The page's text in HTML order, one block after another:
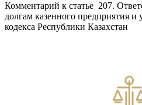
Комментарий к статье 207.
долгам казенного предприятия и
кодекса Республики Казахстан